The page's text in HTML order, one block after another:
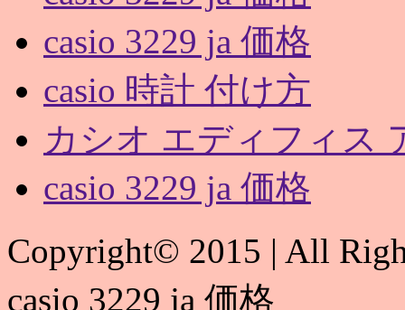
casio 3229 ja 価格
casio 時計 付け方
カシオ エディフィス
casio 3229 ja 価格
Copyright© 2015 | All
casio 3229 ja 価格